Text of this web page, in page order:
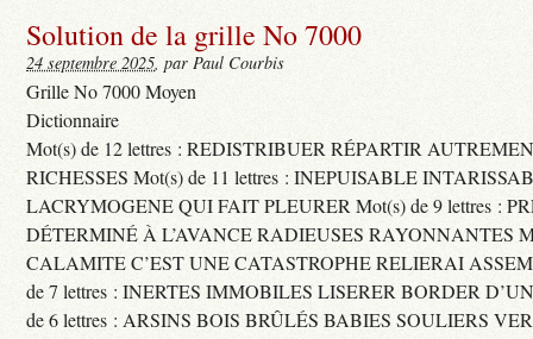
Solution de la grille No 7000
24 septembre 2025, par Paul Courbis
Grille No 7000 Moyen
Dictionnaire
Mot(s) de 12 lettres : REDISTRIBUER RÉPARTIR
RICHESSES Mot(s) de 11 lettres : INEPUISABLE
LACRYMOGENE QUI FAIT PLEURER Mot(s) de 9 lettres :
DÉTERMINÉ À L’AVANCE RADIEUSES RAYONNANTES
CALAMITE C’EST UNE CATASTROPHE RELIERAI
de 7 lettres : INERTES IMMOBILES LISERER BORDER
de 6 lettres : ARSINS BOIS BRÛLÉS BABIES SOULIERS